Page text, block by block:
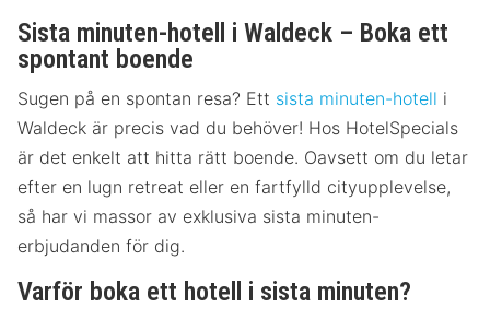
Sista minuten-hotell i Waldeck – Boka ett
spontant boende
Sugen på en spontan resa? Ett sista minuten-hotell i
Waldeck är precis vad du behöver! Hos HotelSpecials
är det enkelt att hitta rätt boende. Oavsett om du letar
efter en lugn retreat eller en fartfylld cityupplevelse,
så har vi massor av exklusiva sista minuten-
erbjudanden för dig.
Varför boka ett hotell i sista minuten?